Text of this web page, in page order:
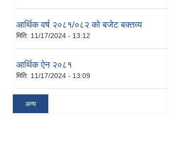
आर्थिक वर्ष २०८१/०८२ को बजेट बक्तव्य
मिति: 11/17/2024 - 13:12
आर्थिक ऐन २०८१
मिति: 11/17/2024 - 13:09
अन्य